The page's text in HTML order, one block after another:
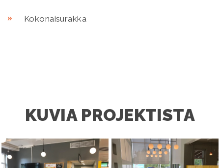
Kokonaisurakka
KUVIA PROJEKTISTA